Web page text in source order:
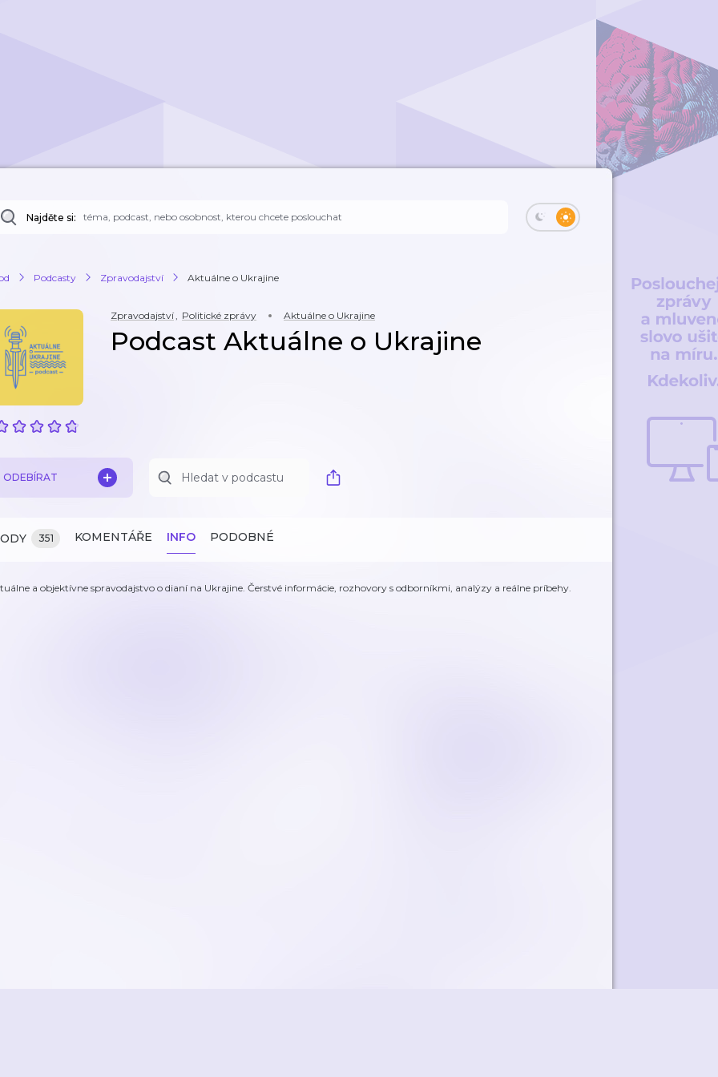
Najděte si:
Podcasty Zpravodajství Aktuálne o Ukrajine
Zpravodajství, Politické zprávy Aktuálne o Ukrajine
Podcast Aktuálne o Ukrajine
ODEBÍRAT
351 KOMENTÁŘE INFO PODOBNÉ
a objektívne spravodajstvo o dianí na Ukrajine. Čerstvé informácie, rozhovory s odborníkmi, analýzy a reálne príbehy.